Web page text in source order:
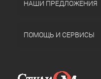
НАШИ ПРЕДЛОЖЕНИЯ
ПОМОЩЬ И СЕРВИСЫ